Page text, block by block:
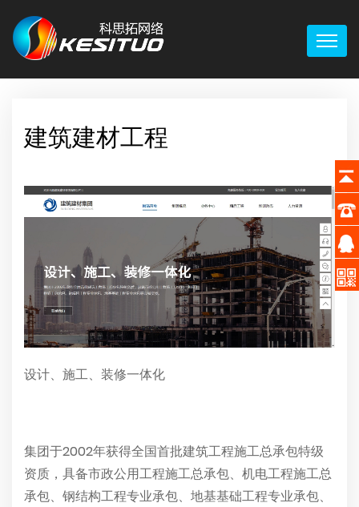
建筑建材工程
设计、施工、装修一体化
集团于2002年获得全国首批建筑工程施工总承包特级
资质，具备市政公用工程施工总承包、机电工程施工总
承包、钢结构工程专业承包、地基基础工程专业承包、